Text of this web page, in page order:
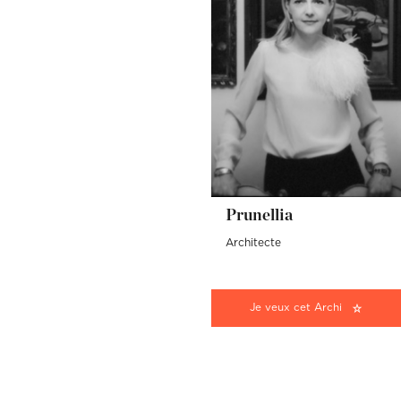
Prunellia
Architecte
Je veux cet Archi